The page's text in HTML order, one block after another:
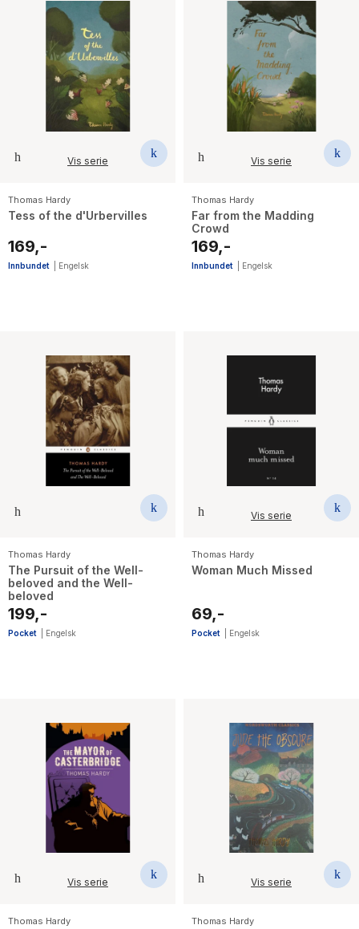
Vis serie
Thomas Hardy
Tess of the d'Urbervilles
169,-
Innbundet Engelsk
Vis serie
Thomas Hardy
Far from the Madding
Crowd
169,-
Innbundet Engelsk
Thomas Hardy
The Pursuit of the Well-
beloved and the Well-
beloved
199,-
Pocket Engelsk
Vis serie
Thomas Hardy
Woman Much Missed
69,-
Pocket Engelsk
Vis serie
Thomas Hardy
Vis serie
Thomas Hardy